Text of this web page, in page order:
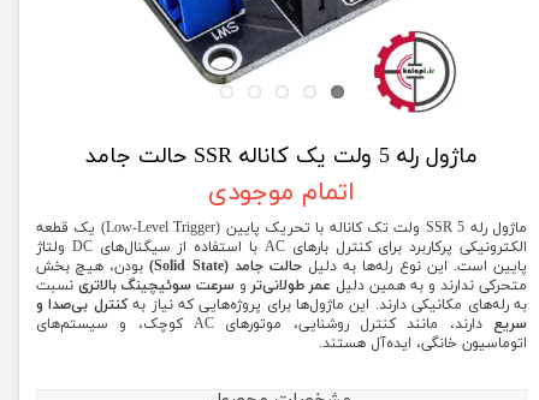
ماژول رله 5 ولت یک کاناله SSR حالت جامد
اتمام موجودی
ماژول رله SSR 5 ولت تک کاناله با تحریک پایین (Low-Level Trigger) یک قطعه
الکترونیکی پرکاربرد برای کنترل بارهای AC با استفاده از سیگنال‌های DC ولتاژ
پایین است. این نوع رله‌ها به دلیلحالت جامد (Solid State)
بودن، هیچ بخش
متحرکی ندارند و به همین دلیل عمر طولانی‌تر و سرعت سوئیچینگ بالاتری نسبت
به رله‌های مکانیکی دارند. این ماژول‌ها برای پروژه‌هایی که نیاز بهکنترل بی‌صدا و
سریع
دارند، مانند کنترل روشنایی، موتورهای AC کوچک، و سیستم‌های
اتوماسیون خانگی، ایده‌آل هستند.